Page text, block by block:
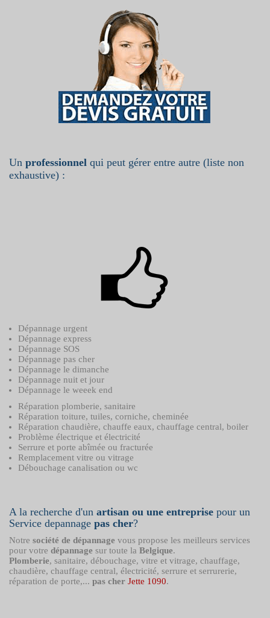
Un professionnel qui peut gérer entre autre (liste non
exhaustive) :
Dépannage urgent
Dépannage express
Dépannage SOS
Dépannage pas cher
Dépannage le dimanche
Dépannage nuit et jour
Dépannage le weeek end
Réparation plomberie, sanitaire
Réparation toiture, tuiles, corniche, cheminée
Réparation chaudière, chauffe eaux, chauffage central, boiler
Problème électrique et électricité
Serrure et porte abîmée ou fracturée
Remplacement vitre ou vitrage
Débouchage canalisation ou wc
A la recherche d'un artisan ou une entreprise pour un
Service depannage pas cher?
Notre société de dépannage vous propose les meilleurs services
pour votre dépannage sur toute la Belgique.
Plomberie, sanitaire, débouchage, vitre et vitrage, chauffage,
chaudière, chauffage central, électricité, serrure et serrurerie,
réparation de porte,... pas cher Jette 1090.